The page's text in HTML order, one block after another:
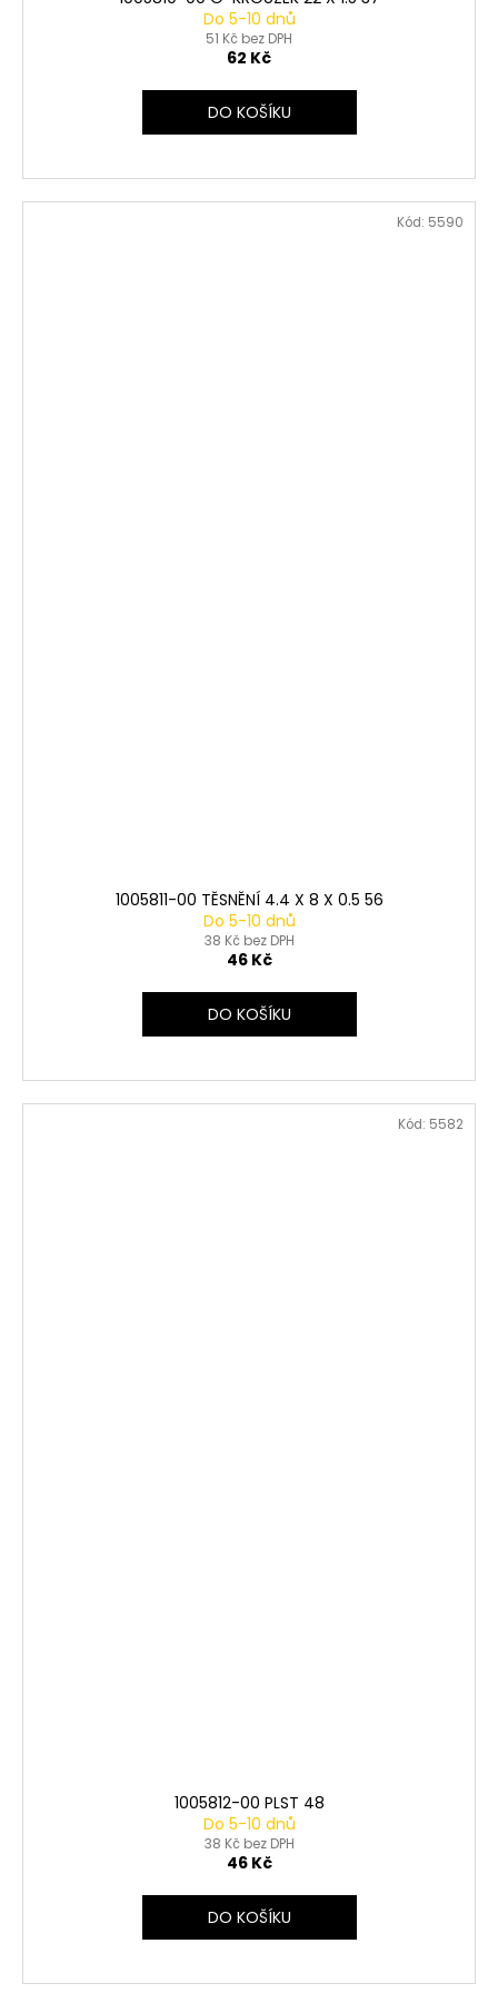
Do 5-10 dnů
51 Kč bez DPH
62 Kč
DO KOŠÍKU
1005811-00 TĚSNĚNÍ 4.4 X 8 X 0.5 56
Do 5-10 dnů
38 Kč bez DPH
46 Kč
DO KOŠÍKU
Kód: 5590
1005812-00 PLST 48
Do 5-10 dnů
38 Kč bez DPH
46 Kč
DO KOŠÍKU
Kód: 5582